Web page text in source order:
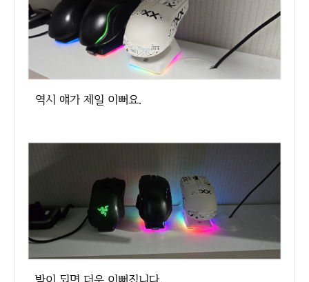
역시 얘가 제일 이뻐요.